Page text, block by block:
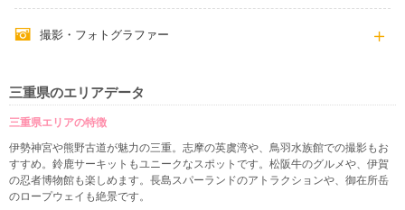
撮影・フォトグラファー
三重県のエリアデータ
三重県エリアの特徴
伊勢神宮や熊野古道が魅力の三重。志摩の英虞湾や、鳥羽水族館での撮影もお
すすめ。鈴鹿サーキットもユニークなスポットです。松阪牛のグルメや、伊賀
の忍者博物館も楽しめます。長島スパーランドのアトラクションや、御在所岳
のロープウェイも絶景です。